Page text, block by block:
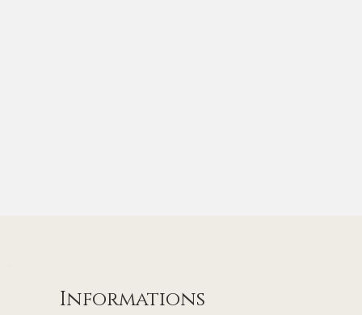
Informations